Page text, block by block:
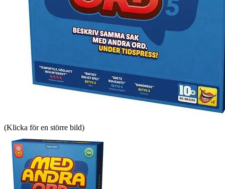
(Klicka för en större bild)